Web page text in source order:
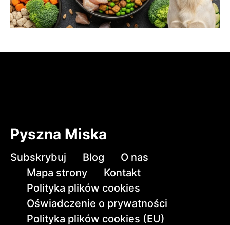
Pyszna Miska
Subskrybuj Blog
O nas
Mapa strony
Kontakt
Polityka plików cookies
Oświadczenie o prywatności
Polityka plików cookies (EU)